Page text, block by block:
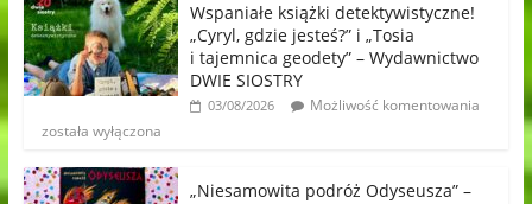
Wspaniałe książki detektywistyczne!
„Cyryl, gdzie jesteś?” i „Tosia
i tajemnica geodety” – Wydawnictwo
DWIE SIOSTRY
03/08/2026
Możliwość komentowania
została wyłączona
„Niesamowita podróż Odyseusza” –